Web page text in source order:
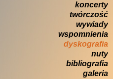
koncerty
twórczość
wywiady
wspomnienia
dyskografia
nuty
bibliografia
galeria